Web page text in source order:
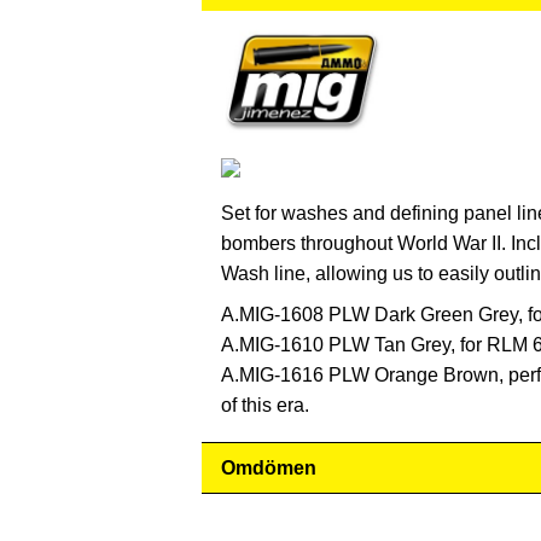
Set for washes and defining panel
bombers throughout World War II.
Wash line, allowing us to easily
A.MIG-1608 PLW Dark Green Grey,
A.MIG-1610 PLW Tan Grey, for RLM
A.MIG-1616 PLW Orange Brown,
of this era.
Omdömen